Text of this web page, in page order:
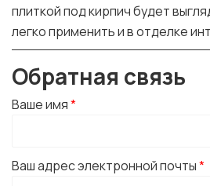
плиткой под кирпич будет
легко применить и в отделке
Обратная связь
Ваше имя*
Ваш адрес электронной почты*